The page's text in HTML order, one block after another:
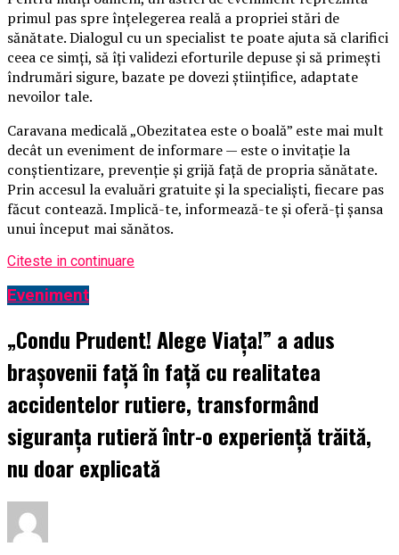
primul pas spre înțelegerea reală a propriei stări de
sănătate. Dialogul cu un specialist te poate ajuta să clarifici
ceea ce simți, să îți validezi eforturile depuse și să primești
îndrumări sigure, bazate pe dovezi științifice, adaptate
nevoilor tale.
Caravana medicală „Obezitatea este o boală” este mai mult
decât un eveniment de informare — este o invitație la
conștientizare, prevenție și grijă față de propria sănătate.
Prin accesul la evaluări gratuite și la specialiști, fiecare pas
făcut contează. Implică-te, informează-te și oferă-ți șansa
unui început mai sănătos.
Citeste in continuare
Eveniment
„Condu Prudent! Alege Viața!” a adus
brașovenii față în față cu realitatea
accidentelor rutiere, transformând
siguranța rutieră într-o experiență trăită,
nu doar explicată